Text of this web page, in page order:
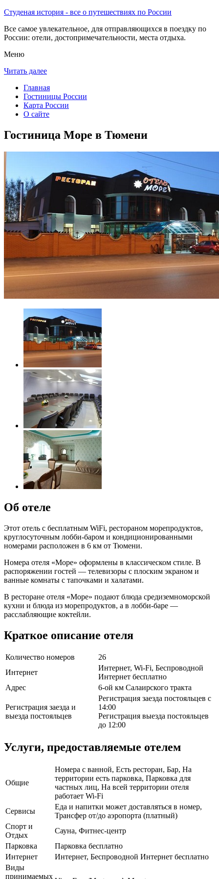
Студеная история - все о путешествиях по России
Все самое увлекательное, для отправляющихся в поездку по
России: отели, достопримечательности, места отдыха.
Меню
Читать далее
Главная
Гостиницы России
Карта России
О сайте
Гостиница Море в Тюмени
Об отеле
Этот отель с бесплатным WiFi, рестораном морепродуктов,
круглосуточным лобби-баром и кондиционированными
номерами расположен в 6 км от Тюмени.
Номера отеля «Море» оформлены в классическом стиле. В
распоряжении гостей — телевизоры с плоским экраном и
ванные комнаты с тапочками и халатами.
В ресторане отеля «Море» подают блюда средиземноморской
кухни и блюда из морепродуктов, а в лобби-баре —
расслабляющие коктейли.
Краткое описание отеля
Количество номеров
26
Интернет
Интернет, Wi-Fi, Беспроводной
Интернет бесплатно
Адрес
6-ой км Салаирского тракта
Регистрация заезда и
выезда постояльцев
Регистрация заезда постояльцев с
14:00
Регистрация выезда постояльцев
до 12:00
Услуги, предоставляемые отелем
Общие
Номера с ванной, Есть ресторан, Бар, На
территории есть парковка, Парковка для
частных лиц, На всей территории отеля
работает Wi-Fi
Сервисы
Еда и напитки может доставляться в номер,
Трансфер от/до аэропорта (платный)
Спорт и
Отдых
Сауна, Фитнес-центр
Парковка
Парковка бесплатно
Интернет
Интернет, Беспроводной Интернет бесплатно
Виды
принимаемых